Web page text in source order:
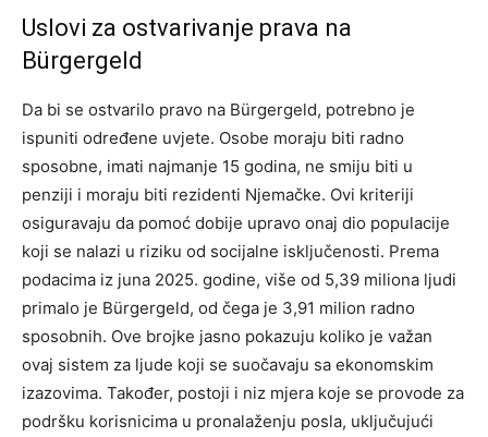
Uslovi za ostvarivanje prava na
Bürgergeld
Da bi se ostvarilo pravo na Bürgergeld, potrebno je
ispuniti određene uvjete. Osobe moraju biti radno
sposobne, imati najmanje 15 godina, ne smiju biti u
penziji i moraju biti rezidenti Njemačke. Ovi kriteriji
osiguravaju da pomoć dobije upravo onaj dio populacije
koji se nalazi u riziku od socijalne isključenosti. Prema
podacima iz juna 2025. godine, više od 5,39 miliona ljudi
primalo je Bürgergeld, od čega je 3,91 milion radno
sposobnih. Ove brojke jasno pokazuju koliko je važan
ovaj sistem za ljude koji se suočavaju sa ekonomskim
izazovima. Također, postoji i niz mjera koje se provode za
podršku korisnicima u pronalaženju posla, uključujući